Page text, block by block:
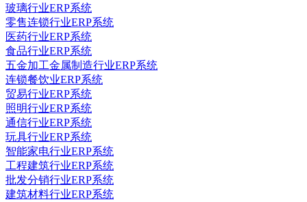
玻璃行业ERP系统
零售连锁行业ERP系统
医药行业ERP系统
食品行业ERP系统
五金加工金属制造行业ERP系统
连锁餐饮业ERP系统
贸易行业ERP系统
照明行业ERP系统
通信行业ERP系统
玩具行业ERP系统
智能家电行业ERP系统
工程建筑行业ERP系统
批发分销行业ERP系统
建筑材料行业ERP系统